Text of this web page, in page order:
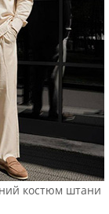
костюм штани